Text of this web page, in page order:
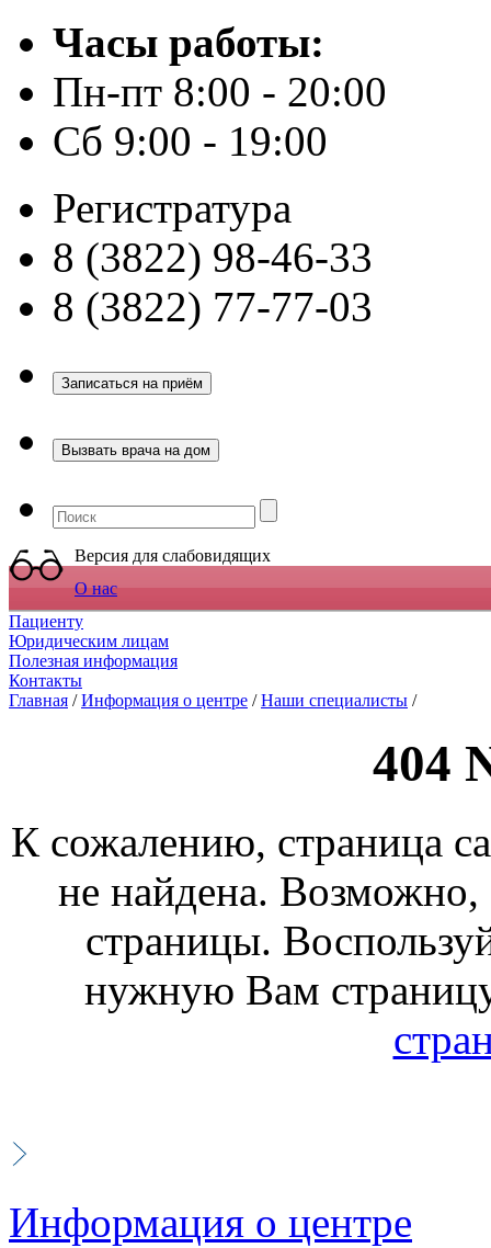
Часы работы:
Пн-пт 8:00 - 20:00
Сб 9:00 - 19:00
Регистратура
8 (3822) 98-46-33
8 (3822) 77-77-03
Версия для слабовидящих
О нас
Пациенту
Юридическим лицам
Полезная информация
Контакты
Главная /Информация о центре /Наши специалисты /
404
К сожалению, страница
не найдена. Возможно,
страницы.
нужную Вам
Информация о центре